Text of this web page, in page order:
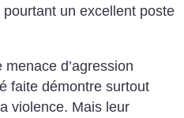
un excellent poste
d’agression
faite démontre surtout
violence. Mais leur